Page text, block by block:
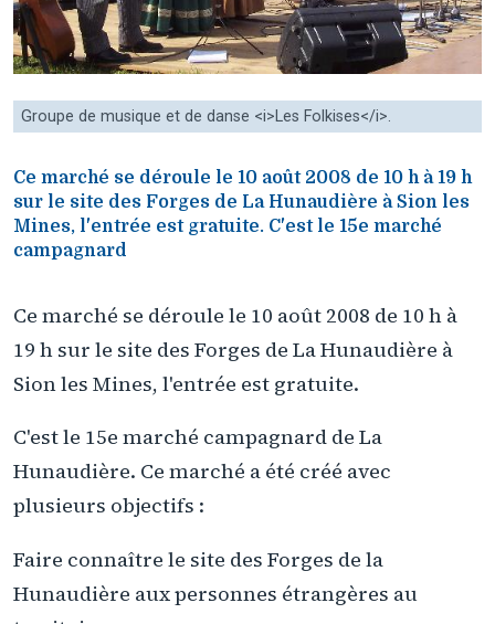
Groupe de musique et de danse <i>Les Folkises</i>.
Ce marché se déroule le 10 août 2008 de 10 h à 19 h
sur le site des Forges de La Hunaudière à Sion les
Mines, l'entrée est gratuite. C'est le 15e marché
campagnard
Ce marché se déroule le 10 août 2008 de 10 h à
19 h sur le site des Forges de La Hunaudière à
Sion les Mines, l'entrée est gratuite.
C'est le 15e marché campagnard de La
Hunaudière. Ce marché a été créé avec
plusieurs objectifs :
Faire connaître le site des Forges de la
Hunaudière aux personnes étrangères au